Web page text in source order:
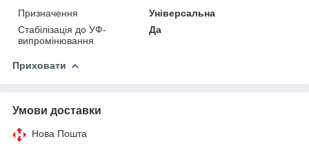
Призначення
Універсальна
Стабілізація до УФ-
випромінювання
Да
Приховати
Умови доставки
Нова Пошта